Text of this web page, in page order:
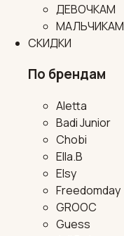
ДЕВОЧКАМ
МАЛЬЧИКАМ
СКИДКИ
По брендам
Aletta
Badi Junior
Chobi
Ella.B
Elsy
Freedomday
GROOC
Guess